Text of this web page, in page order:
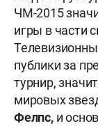
ЧМ-2015
игры в части
публики за
турнир,
мировых
Фелпс,и